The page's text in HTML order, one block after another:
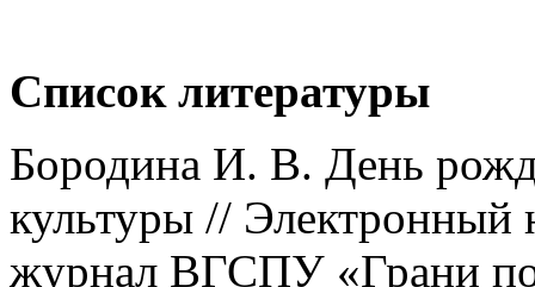
Список литературы
Бородина И. В. День
культуры // Электронный
журнал ВГСПУ «Грани